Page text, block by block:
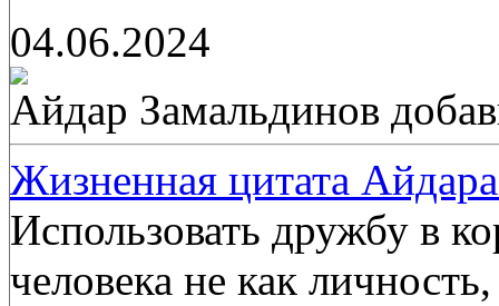
04.06.2024
Айдар Замальдинов
Жизненная цитата
Использовать дружбу в
человека не как